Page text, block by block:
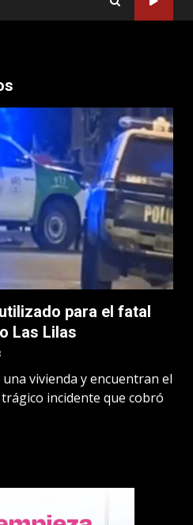
para el fatal
Las Lilas
vivienda y encuentran el
incidente que cobró